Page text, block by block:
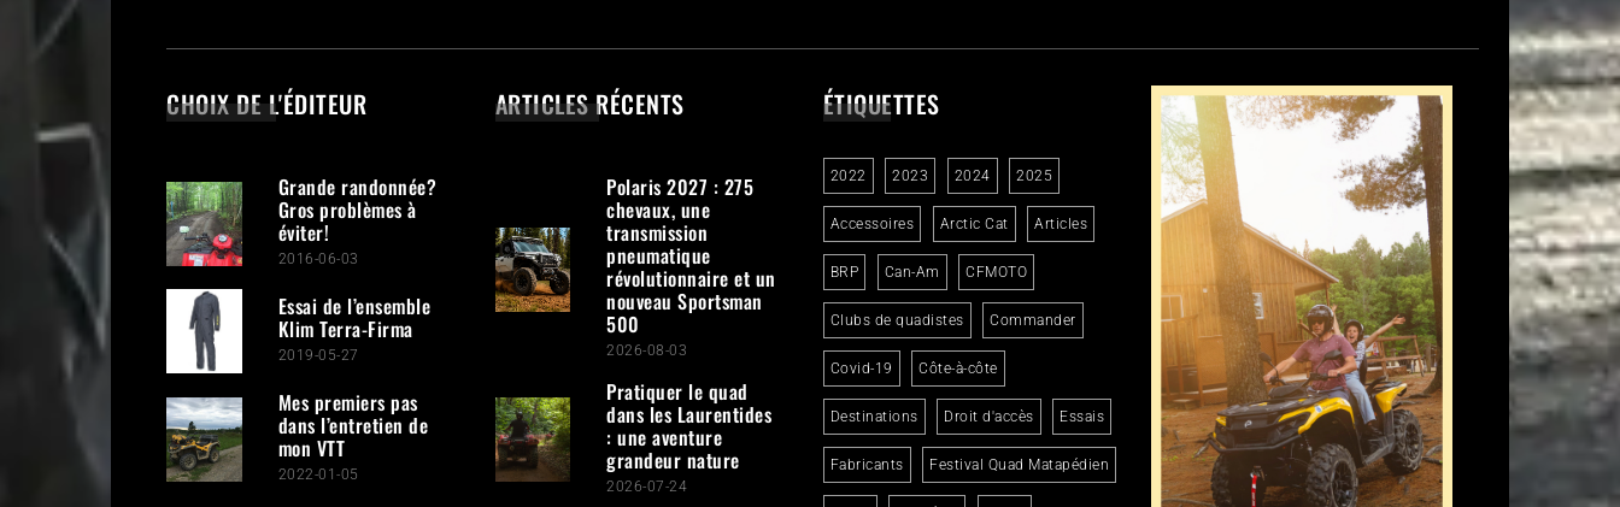
CHOIX DE L'ÉDITEUR
Grande randonnée?
Gros problèmes à
éviter!
2016-06-03
Essai de l’ensemble
Klim Terra-Firma
2019-05-27
Mes premiers pas
dans l’entretien de
mon VTT
2022-01-05
ARTICLES RÉCENTS
Polaris 2027 : 275
chevaux, une
transmission
pneumatique
révolutionnaire et un
nouveau Sportsman
500
2026-08-03
Pratiquer le quad
dans les Laurentides
: une aventure
grandeur nature
2026-07-24
ÉTIQUETTES
2022 2023 2024 2025
Accessoires Arctic Cat Articles
BRP Can-Am CFMOTO
Clubs de quadistes Commander
Covid-19 Côte-à-côte
Destinations Droit d'accès Essais
Fabricants Festival Quad Matapédien